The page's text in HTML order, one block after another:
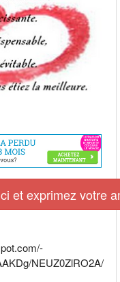
et exprimez votre
NEUZ0ZlRO2A/